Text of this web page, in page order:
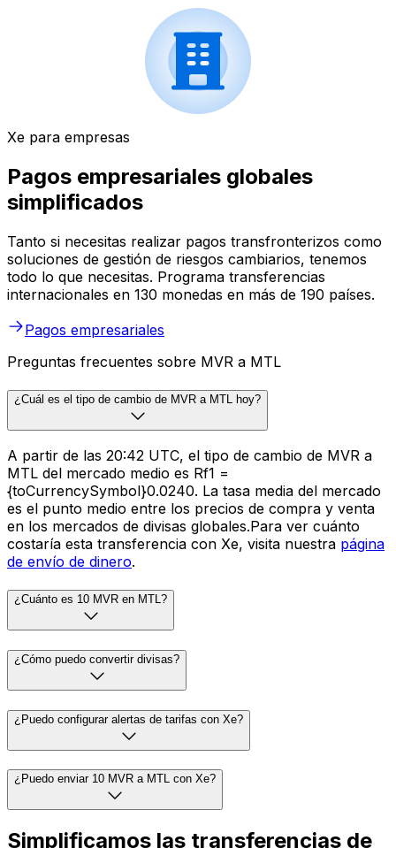
Xe para empresas
Pagos empresariales globales
simplificados
Tanto si necesitas realizar pagos transfronterizos como
soluciones de gestión de riesgos cambiarios, tenemos
todo lo que necesitas. Programa transferencias
internacionales en 130 monedas en más de 190 países.
Pagos empresariales
Preguntas frecuentes sobre MVR a MTL
¿Cuál es el tipo de cambio de MVR a MTL hoy?
A partir de las 20:42 UTC, el tipo de cambio de MVR a
MTL del mercado medio es Rf1 =
{toCurrencySymbol}0.0240. La tasa media del mercado
es el punto medio entre los precios de compra y venta
en los mercados de divisas globales.Para ver cuánto
costaría esta transferencia con Xe, visita nuestra página
de envío de dinero.
¿Cuánto es 10 MVR en MTL?
¿Cómo puedo convertir divisas?
¿Puedo configurar alertas de tarifas con Xe?
¿Puedo enviar 10 MVR a MTL con Xe?
Simplificamos las transferencias de